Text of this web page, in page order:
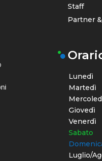
Staff
Partner
Lunedì
Martedì
Giovedì
Venerdì
Sabato
Luglio/